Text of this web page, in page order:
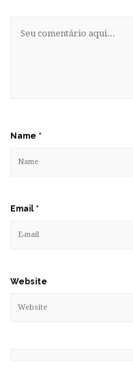
Name *
Email *
Website